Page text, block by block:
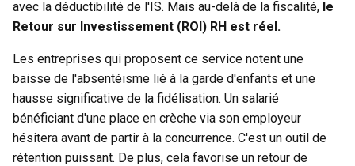
avec la déductibilité de l'IS. Mais au-delà de la fiscalité, le
Retour sur Investissement (ROI) RH est réel.
Les entreprises qui proposent ce service notent une
baisse de l'absentéisme lié à la garde d'enfants et une
hausse significative de la fidélisation. Un salarié
bénéficiant d'une place en crèche via son employeur
hésitera avant de partir à la concurrence. C'est un outil de
rétention puissant. De plus, cela favorise un retour de